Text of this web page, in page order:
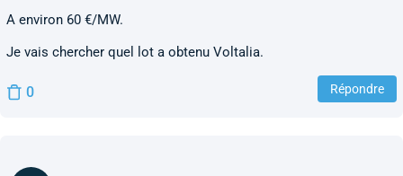
A environ 60 €/MW.
Je vais chercher quel lot a obtenu Voltalia.
0 Répondre